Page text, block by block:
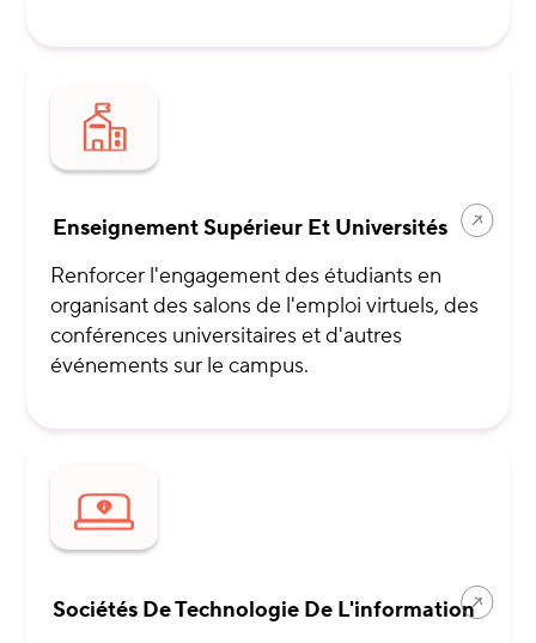
Enseignement Supérieur Et Universités
Renforcer l'engagement des étudiants en
organisant des salons de l'emploi virtuels, des
conférences universitaires et d'autres
événements sur le campus.
Sociétés De Technologie De L'information